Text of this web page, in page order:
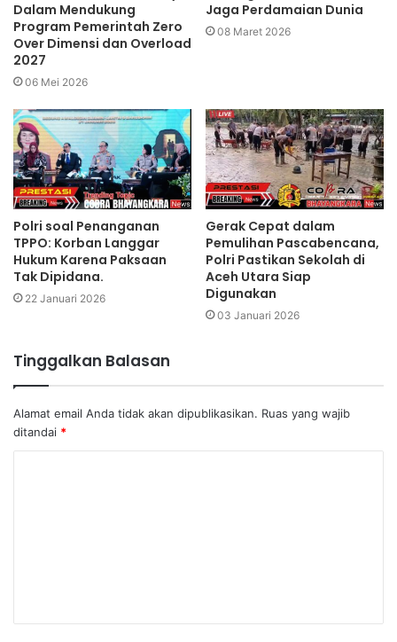
Dalam Mendukung
Program Pemerintah Zero
Over Dimensi dan Overload
2027
06 Mei 2026
Jaga Perdamaian Dunia
08 Maret 2026
Polri soal Penanganan
TPPO: Korban Langgar
Hukum Karena Paksaan
Tak Dipidana.
22 Januari 2026
Gerak Cepat dalam
Pemulihan Pascabencana,
Polri Pastikan Sekolah di
Aceh Utara Siap
Digunakan
03 Januari 2026
Tinggalkan Balasan
Alamat email Anda tidak akan dipublikasikan. Ruas yang wajib
ditandai *
a